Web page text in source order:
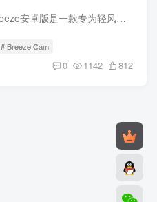
软件介绍： 轻风APP Ver1.4.7 Breeze安卓版是一款专为轻风飞行相机打造的手机版客户端，可以让你在手机上自由控制轻风系列飞行相机，让你尽情航拍，无论你是新手还是老玩家，都可以轻松掌控！本...
# Breeze Cam
0 1142 812